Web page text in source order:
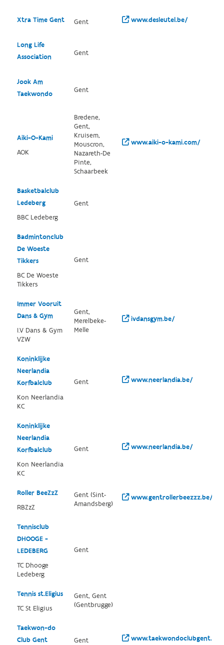
Xtra Time Gent Gent www.desleutel.be/
Long Life
Association
Gent
Jook Am
Taekwondo
Gent
Aiki-O-Kami
AOK
Bredene,
Gent,
Kruisem,
Mouscron,
Nazareth-De
Pinte,
Schaarbeek
www.aiki-o-kami.com/
Basketbalclub
Ledeberg
BBC Ledeberg
Gent
Badmintonclub
De Woeste
Tikkers
BC De Woeste
Tikkers
Gent
Immer Vooruit
Dans & Gym
I.V Dans & Gym
VZW
Gent,
Merelbeke-
Melle
ivdansgym.be/
Koninklijke
Neerlandia
Korfbalclub
Kon Neerlandia
KC
Gent www.neerlandia.be/
Koninklijke
Neerlandia
Korfbalclub
Kon Neerlandia
KC
Gent www.neerlandia.be/
Roller BeeZzZ
RBZzZ
Gent (Sint-
Amandsberg)
www.gentrollerbeezzz.be/
Tennisclub
DHOOGE -
LEDEBERG
TC Dhooge
Ledeberg
Gent
Tennis st.Eligius
TC St Eligius
Gent, Gent
(Gentbrugge)
Taekwon-do
Club Gent
Gent www.taekwondoclubgent.be/